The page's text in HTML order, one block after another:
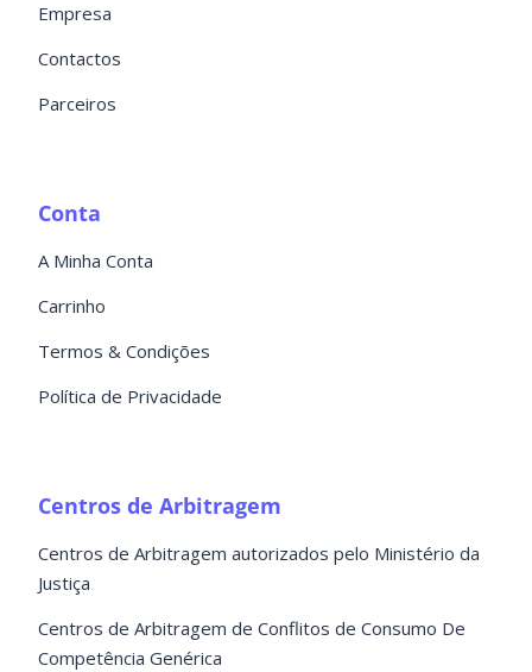
Empresa
Contactos
Parceiros
Conta
A Minha Conta
Carrinho
Termos & Condições
Política de Privacidade
Centros de Arbitragem
Centros de Arbitragem autorizados pelo Ministério da
Justiça
Centros de Arbitragem de Conflitos de Consumo De
Competência Genérica